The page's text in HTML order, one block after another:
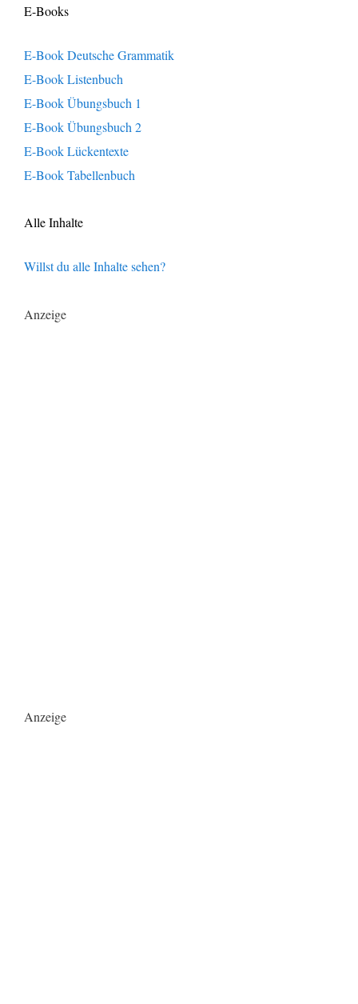
E-Books
E-Book Deutsche Grammatik
E-Book Listenbuch
E-Book Übungsbuch 1
E-Book Übungsbuch 2
E-Book Lückentexte
E-Book Tabellenbuch
Alle Inhalte
Willst du alle Inhalte sehen?
Anzeige
Anzeige